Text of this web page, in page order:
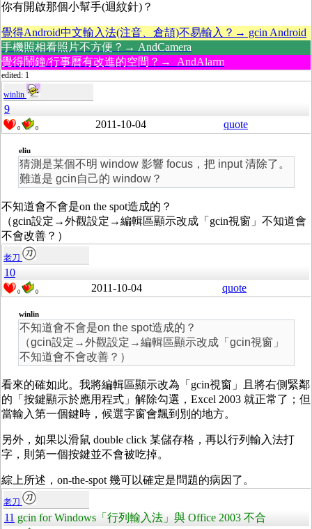
你有開啟那個小幫手(迴紋針)？
覺得Android中文輸入法(注音、倉頡)不易輸入？→ gcin Android
手機照相看照片不方便？→ AndCamera
覺得鬧鐘/行事曆有改進的空間？→ AndAlarm
edited: 1
winlin
9
0 0 2011-10-04 quote
eliu
猜測是某個不明 window 影響 focus，把 input 清除了。
難道是 gcin自己的 window？
不知道會不會是on the spot造成的？
（gcin設定→外觀設定→編輯區顯示改成「gcin視窗」不知道會
不會改善？）
老刀
10
0 0 2011-10-04 quote
winlin
不知道會不會是on the spot造成的？
（gcin設定→外觀設定→編輯區顯示改成「gcin視窗」
不知道會不會改善？）
看來的確如此。我將編輯區顯示改為「gcin視窗」且將右側緊鄰
的「按鍵顯示於應用程式」解除勾選，Excel 2003 就正常了；但
當輸入第一個鍵時，候選字窗會飄到別的地方。
另外，如果以滑鼠 double click 某儲存格，再以行列輸入法打
字，則第一個按鍵並不會被吃掉。
綜上所述，on-the-spot 幾可以確定是問題的病因了。
老刀
11 gcin for Windows「行列輸入法」與 Office 2003 不合